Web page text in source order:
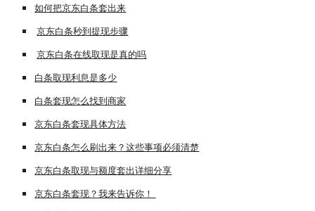
如何把京东白条套出来
京东白条秒到提现步骤
京东白条在线取现是真的吗
白条取现利息是多少
白条套现怎么找到商家
京东白条套现具体方法
京东白条怎么刷出来？这些事项必须清楚
京东白条取现与额度套出详细分享
京东白条套现？我来告诉你！